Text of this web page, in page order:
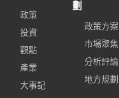
政策
投資
觀點
產業
大事記
劃
政策方案
市場聚焦
分析評論
地方規劃